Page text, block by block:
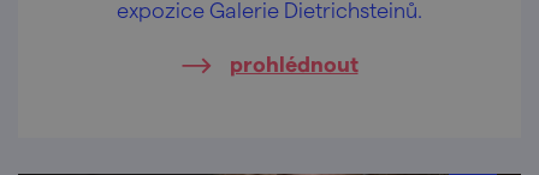
expozice Galerie Dietrichsteinů.
prohlédnout